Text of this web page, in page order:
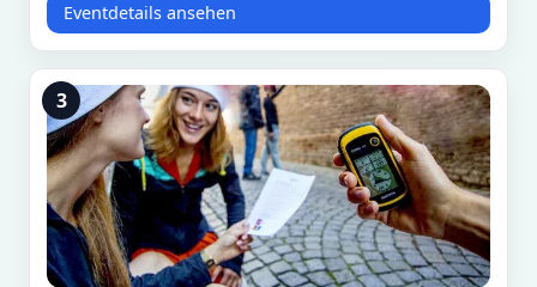
Eventdetails ansehen
3